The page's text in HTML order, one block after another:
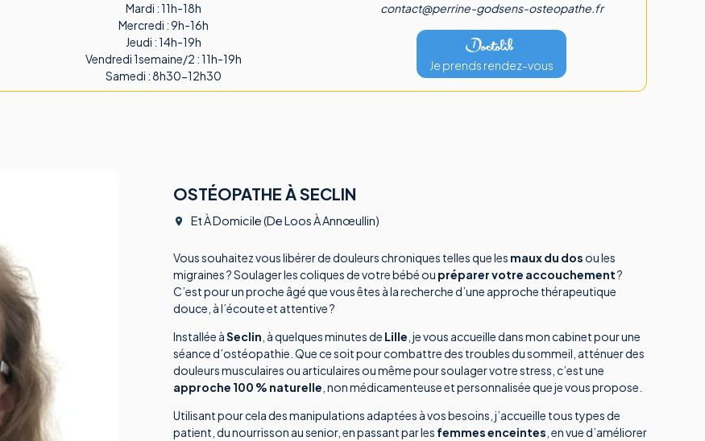
Mardi : 11h-18h
Mercredi : 9h-16h
Jeudi : 14h-19h
Vendredi 1semaine/2 : 11h-19h
Samedi : 8h30-12h30
contact@perrine-godsens-osteopathe.fr
Je prends rendez-vous
OSTÉOPATHE À SECLIN
Et À Domicile (de Loos À Annœullin)
Vous souhaitez vous libérer de douleurs chroniques telles que les maux du dos ou les
migraines ? Soulager les coliques de votre bébé ou préparer votre accouchement?
C’est pour un proche âgé que vous êtes à la recherche d’une approche thérapeutique
douce, à l’écoute et attentive ?
Installée àSeclin , à quelques minutes de Lille , je vous accueille dans mon cabinet pour une
séance d’ostéopathie. Que ce soit pour combattre des troubles du sommeil, atténuer des
douleurs musculaires ou articulaires ou même pour soulager votre stress, c’est une
approche 100 % naturelle , non médicamenteuse et personnalisée que je vous propose.
Utilisant pour cela des manipulations adaptées à vos besoins, j’accueille tous types de
patient, du nourrisson au senior, en passant par les femmes enceintes , en vue d’améliorer